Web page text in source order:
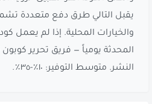
يقبل التالي طرق دفع متعددة تشمل
والخيارات المحلية. إذا لم يعمل
المحدثة يومياً — فريق تحرير
النشر. متوسط التوفير: ١٠٪-٣٥٪.